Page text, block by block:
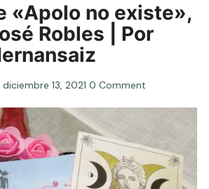
«Apolo no existe»,
Robles | Por
diciembre 13, 2021 0 Comment